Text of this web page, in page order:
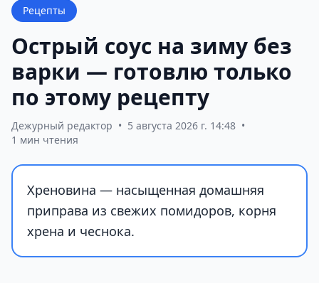
Рецепты
Острый соус на зиму без
варки — готовлю только
по этому рецепту
Дежурный редактор • 5 августа 2026 г. 14:48 •
1 мин чтения
Хреновина — насыщенная домашняя
приправа из свежих помидоров, корня
хрена и чеснока.